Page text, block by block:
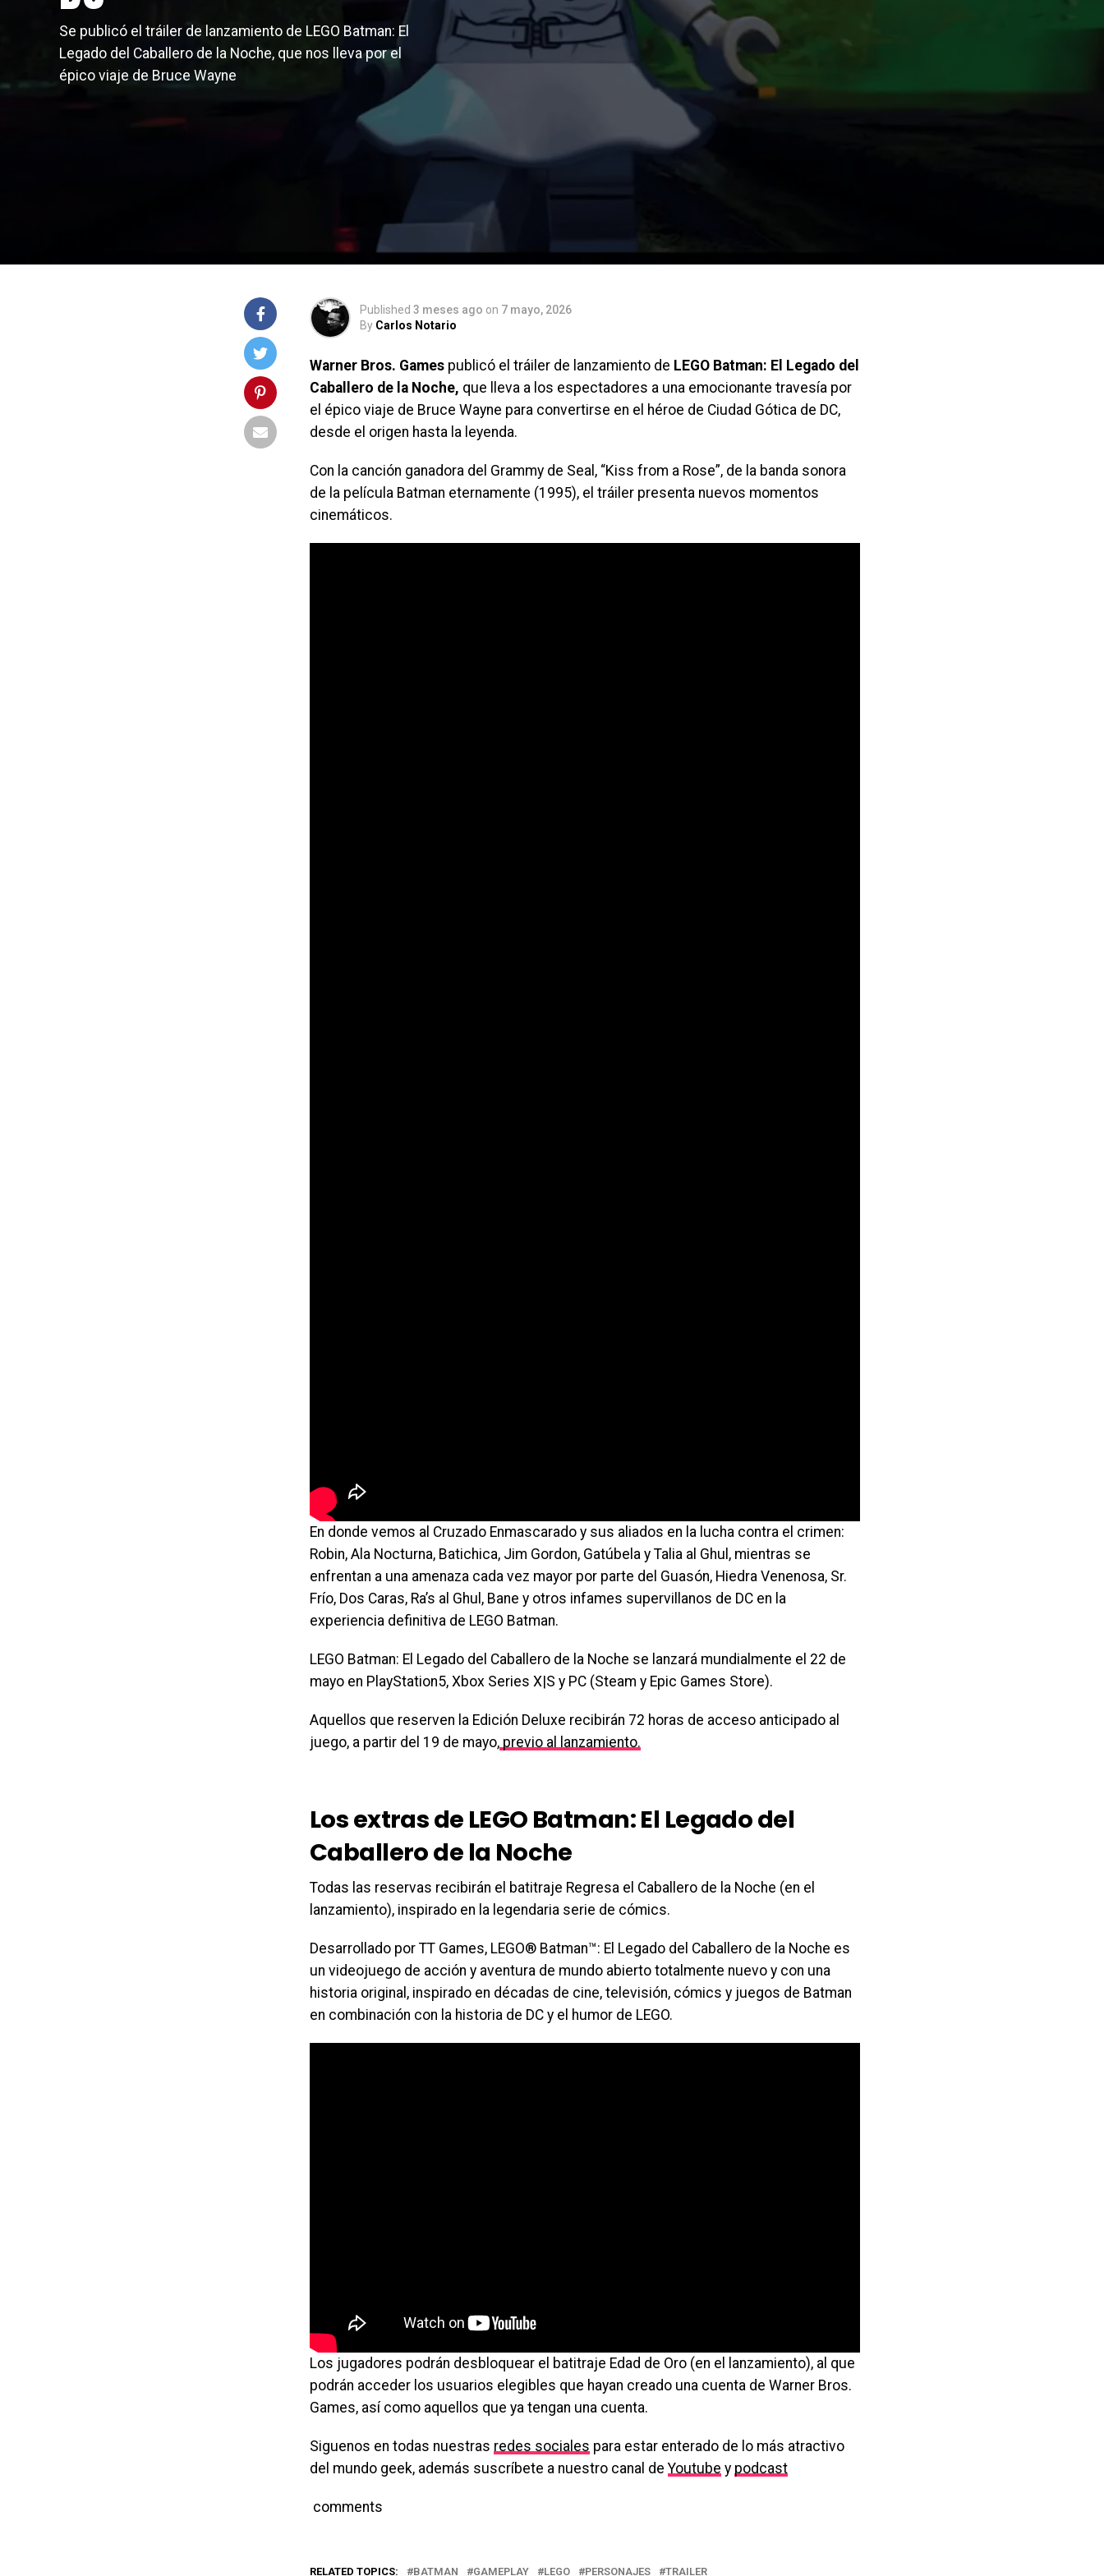
Se publicó el tráiler de lanzamiento de LEGO Batman: El
Legado del Caballero de la Noche, que nos lleva por el
épico viaje de Bruce Wayne
Published 3 meses ago on 7 mayo, 2026
By Carlos Notario
Warner Bros. Games publicó el tráiler de lanzamiento de LEGO Batman: El Legado del
Caballero de la Noche, que lleva a los espectadores a una emocionante travesía por
el épico viaje de Bruce Wayne para convertirse en el héroe de Ciudad Gótica de DC,
desde el origen hasta la leyenda.
Con la canción ganadora del Grammy de Seal, “Kiss from a Rose”, de la banda sonora
de la película Batman eternamente (1995), el tráiler presenta nuevos momentos
cinemáticos.
En donde vemos al Cruzado Enmascarado y sus aliados en la lucha contra el crimen:
Robin, Ala Nocturna, Batichica, Jim Gordon, Gatúbela y Talia al Ghul, mientras se
enfrentan a una amenaza cada vez mayor por parte del Guasón, Hiedra Venenosa, Sr.
Frío, Dos Caras, Ra’s al Ghul, Bane y otros infames supervillanos de DC en la
experiencia definitiva de LEGO Batman.
LEGO Batman: El Legado del Caballero de la Noche se lanzará mundialmente el 22 de
mayo en PlayStation5, Xbox Series X|S y PC (Steam y Epic Games Store).
Aquellos que reserven la Edición Deluxe recibirán 72 horas de acceso anticipado al
juego, a partir del 19 de mayo, previo al lanzamiento.
Los extras de LEGO Batman: El Legado del
Caballero de la Noche
Todas las reservas recibirán el batitraje Regresa el Caballero de la Noche (en el
lanzamiento), inspirado en la legendaria serie de cómics.
Desarrollado por TT Games, LEGO® Batman™: El Legado del Caballero de la Noche es
un videojuego de acción y aventura de mundo abierto totalmente nuevo y con una
historia original, inspirado en décadas de cine, televisión, cómics y juegos de Batman
en combinación con la historia de DC y el humor de LEGO.
Los jugadores podrán desbloquear el batitraje Edad de Oro (en el lanzamiento), al que
podrán acceder los usuarios elegibles que hayan creado una cuenta de Warner Bros.
Games, así como aquellos que ya tengan una cuenta.
Siguenos en todas nuestras redes sociales para estar enterado de lo más atractivo
del mundo geek, además suscríbete a nuestro canal deYoutube y podcast
comments
RELATED TOPICS: BATMAN GAMEPLAY LEGO PERSONAJES TRAILER